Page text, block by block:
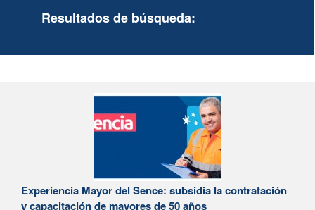
Resultados de búsqueda:
Experiencia Mayor del Sence: subsidia la contratación
y capacitación de mayores de 50 años